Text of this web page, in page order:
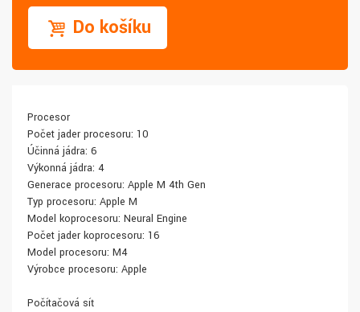
Do košíku
Procesor
Počet jader procesoru: 10
Účinná jádra: 6
Výkonná jádra: 4
Generace procesoru: Apple M 4th Gen
Typ procesoru: Apple M
Model koprocesoru: Neural Engine
Počet jader koprocesoru: 16
Model procesoru: M4
Výrobce procesoru: Apple
Počítačová síť